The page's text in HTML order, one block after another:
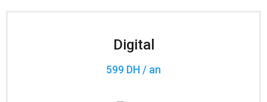
Digital
599 DH / an